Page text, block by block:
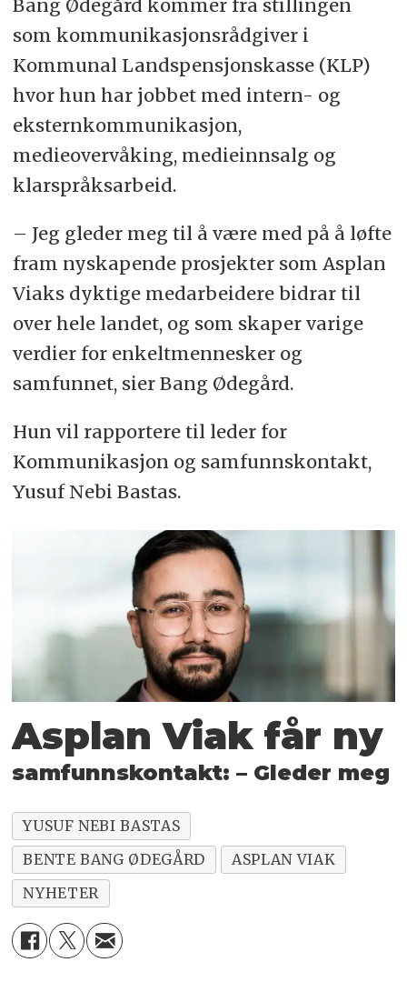
Bang Ødegård kommer fra stillingen
som kommunikasjonsrådgiver i
Kommunal Landspensjonskasse (KLP)
hvor hun har jobbet med intern- og
eksternkommunikasjon,
medieovervåking, medieinnsalg og
klarspråksarbeid.
– Jeg gleder meg til å være med på å løfte
fram nyskapende prosjekter som Asplan
Viaks dyktige medarbeidere bidrar til
over hele landet, og som skaper varige
verdier for enkeltmennesker og
samfunnet, sier Bang Ødegård.
Hun vil rapportere til leder for
Kommunikasjon og samfunnskontakt,
Yusuf Nebi Bastas.
Asplan Viak får ny
samfunnskontakt: – Gleder meg
YUSUF NEBI BASTAS
BENTE BANG ØDEGÅRD
ASPLAN VIAK
NYHETER